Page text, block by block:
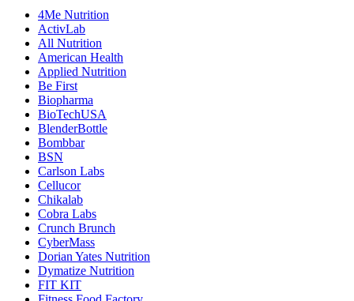
4Me Nutrition
ActivLab
All Nutrition
American Health
Applied Nutrition
Be First
Biopharma
BioTechUSA
BlenderBottle
Bombbar
BSN
Carlson Labs
Cellucor
Chikalab
Cobra Labs
Crunch Brunch
CyberMass
Dorian Yates Nutrition
Dymatize Nutrition
FIT KIT